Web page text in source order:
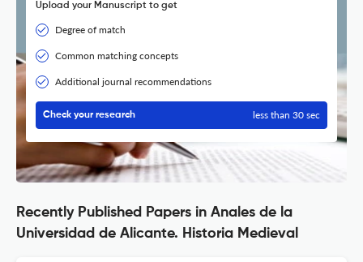
Upload your Manuscript to get
Degree of match
Common matching concepts
Additional journal recommendations
Check your research less than 30 sec
Recently Published Papers in Anales de la
Universidad de Alicante. Historia Medieval